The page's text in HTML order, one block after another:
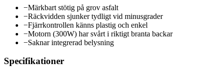
−Märkbart stötig på grov asfalt
−Räckvidden sjunker tydligt vid minusgrader
−Fjärrkontrollen känns plastig och enkel
−Motorn (300W) har svårt i riktigt branta backar
−Saknar integrerad belysning
Specifikationer